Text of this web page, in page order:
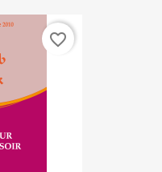
favorite_border